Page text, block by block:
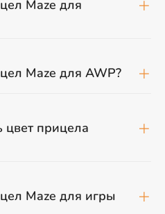
Maze для
Maze для AWP?
прицела
Maze для игры